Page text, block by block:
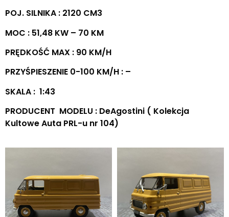
POJ. SILNIKA : 2120 CM3
MOC : 51,48 KW – 70 KM
PRĘDKOŚĆ MAX : 90 KM/H
PRZYŚPIESZENIE 0-100 KM/H : –
SKALA : 1:43
PRODUCENT MODELU : DeAgostini ( Kolekcja
Kultowe Auta PRL-u nr 104)